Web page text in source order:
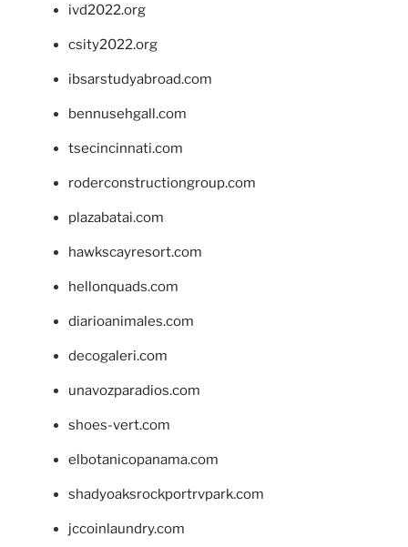
ivd2022.org
csity2022.org
ibsarstudyabroad.com
bennusehgall.com
tsecincinnati.com
roderconstructiongroup.com
plazabatai.com
hawkscayresort.com
hellonquads.com
diarioanimales.com
decogaleri.com
unavozparadios.com
shoes-vert.com
elbotanicopanama.com
shadyoaksrockportrvpark.com
jccoinlaundry.com